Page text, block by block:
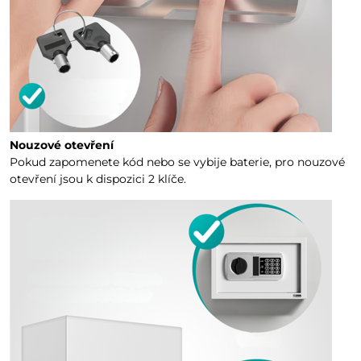
Nouzové otevření
Pokud zapomenete kód nebo se vybije baterie, pro nouzové
otevření jsou k dispozici 2 klíče.